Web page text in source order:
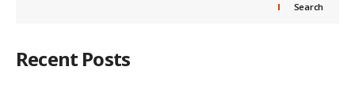
Search
Recent Posts